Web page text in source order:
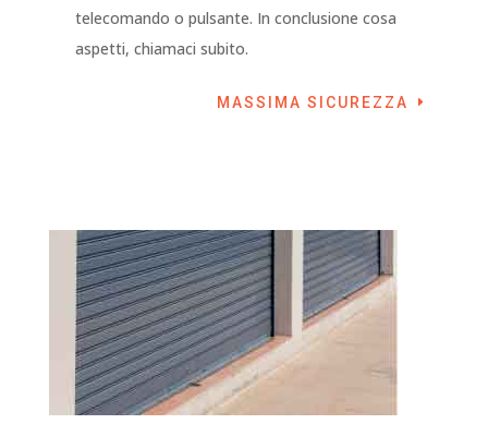
telecomando o pulsante. In conclusione cosa
aspetti, chiamaci subito.
MASSIMA SICUREZZA